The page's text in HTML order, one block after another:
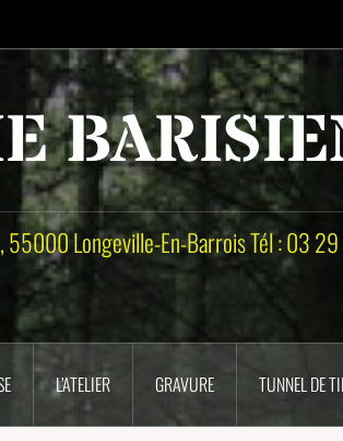
55000 Longeville-En-Barrois Tél : 03
L’ATELIER GRAVURE TUNNEL DE
DIMANCHE FERMÉ